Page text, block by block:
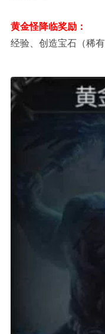
黄金怪降临奖励：
经验、创造宝石（稀